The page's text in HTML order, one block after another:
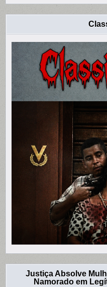
Justiça Absolve
Namorado em